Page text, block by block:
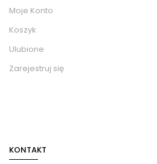
Moje Konto
Koszyk
Ulubione
Zarejestruj się
KONTAKT